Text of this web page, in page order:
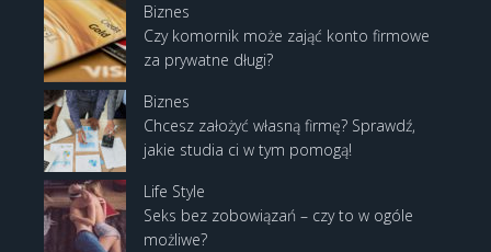
Biznes
Czy komornik może zająć konto firmowe
za prywatne długi?
Biznes
Chcesz założyć własną firmę? Sprawdź,
jakie studia ci w tym pomogą!
Life Style
Seks bez zobowiązań – czy to w ogóle
możliwe?